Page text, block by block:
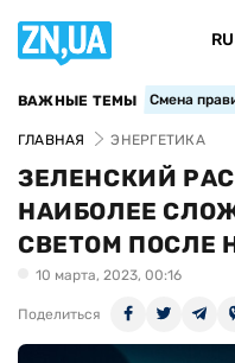
RU
ВАЖНЫЕ ТЕМЫ Смена
ГЛАВНАЯ ЭНЕРГЕТИКА
ЗЕЛЕНСКИЙ
НАИБОЛЕЕ
СВЕТОМ ПОСЛЕ
10 марта, 2023, 00:16
Поделиться